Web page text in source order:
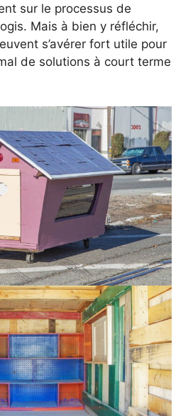
sur le processus de
Mais à bien y réfléchir,
s’avérer fort utile pour
de solutions à court terme